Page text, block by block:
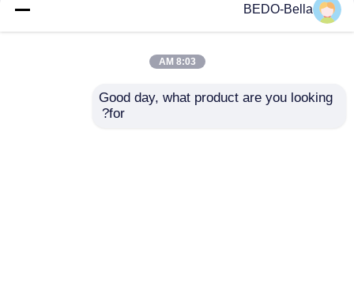
آلة تصنيع الكتل الأوروبية
للخردة المضغوطة
380 فولت آلة صناعة قطع
BEDO-Bella
8:03 AM
Good day, what product are you looking
for?